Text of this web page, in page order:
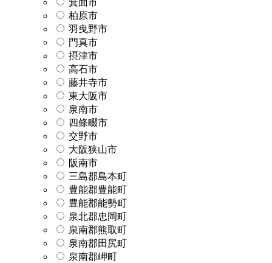
柏原市
羽曳野市
門真市
摂津市
高石市
藤井寺市
東大阪市
泉南市
四條畷市
交野市
大阪狭山市
阪南市
三島郡島本町
豊能郡豊能町
豊能郡能勢町
泉北郡忠岡町
泉南郡熊取町
泉南郡田尻町
泉南郡岬町